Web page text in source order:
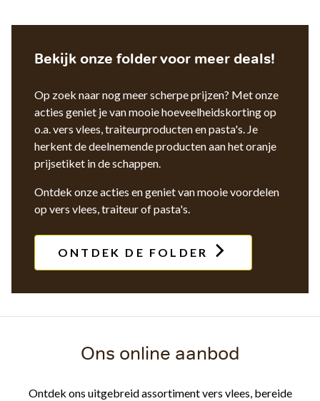
Bekijk onze folder voor meer deals!
Op zoek naar nog meer scherpe prijzen? Met onze
acties geniet je van mooie hoeveelheidskorting op
o.a. vers vlees, traiteurproducten en pasta's. Je
herkent de deelnemende producten aan het oranje
prijsetiket in de schappen.
Ontdek onze acties en geniet van mooie voordelen
op vers vlees, traiteur of pasta's.
ONTDEK DE FOLDER
Ons online aanbod
Ontdek ons uitgebreid assortiment vers vlees, bereide